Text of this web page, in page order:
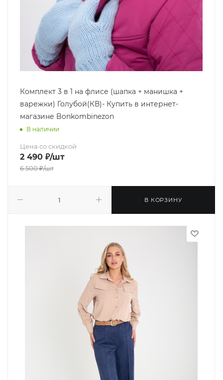
Комплект 3 в 1 на флисе (шапка + манишка +
варежки) Голубой(КВ)- Купить в интернет-
магазине Bonkombinezon
В наличии
Цена со скидкой
2 490 ₽/шт
6 500₽/шт
В КОРЗИНУ